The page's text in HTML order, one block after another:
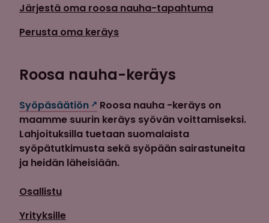
Järjestä oma roosa nauha-tapahtuma
Perusta oma keräys
Roosa nauha-keräys
Syöpäsäätiön
Roosa nauha -keräys on
maamme suurin keräys syövän voittamiseksi.
Lahjoituksilla tuetaan suomalaista
syöpätutkimusta sekä syöpään sairastuneita
ja heidän läheisiään.
Osallistu
Yrityksille